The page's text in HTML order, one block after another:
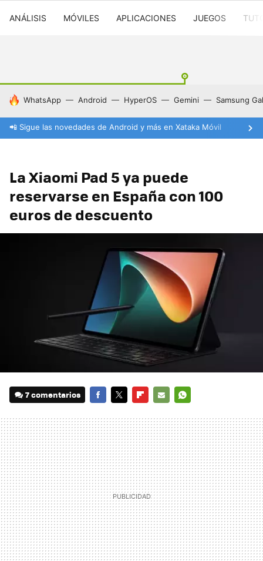
ANÁLISIS MÓVILES APLICACIONES JUEGOS
HOY SE HABLA DE
WhatsApp Android HyperOS Gemini Samsung
📲 Sigue las novedades de Android y más en Xataka Móvil
La Xiaomi Pad 5 ya puede
reservarse en España con 100
euros de descuento
7 comentarios
MAIL